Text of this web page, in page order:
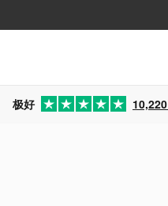
极好 10,220